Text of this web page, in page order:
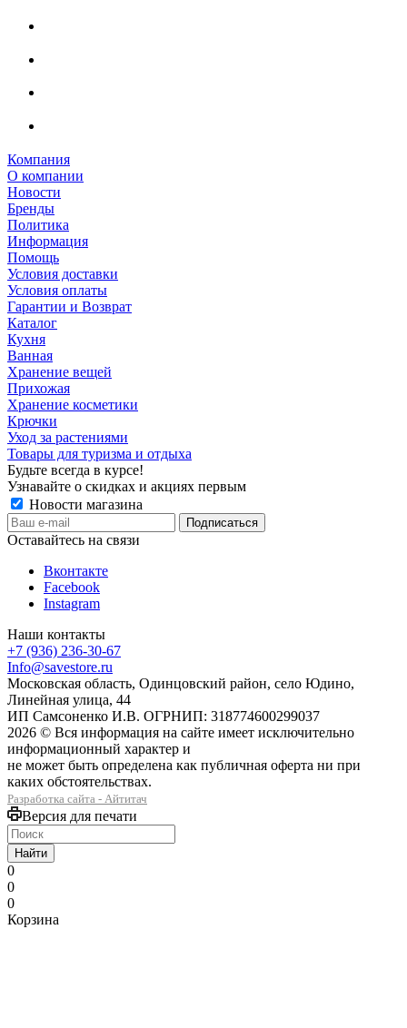
Компания
О компании
Новости
Бренды
Политика
Информация
Помощь
Условия доставки
Условия оплаты
Гарантии и Возврат
Каталог
Кухня
Ванная
Хранение вещей
Прихожая
Хранение косметики
Крючки
Уход за растениями
Товары для туризма и отдыха
Будьте всегда в курсе!
Узнавайте о скидках и акциях первым
Новости магазина
Оставайтесь на связи
Вконтакте
Facebook
Instagram
Наши контакты
+7 (936) 236-30-67
Info@savestore.ru
Московская область, Одинцовский район, село Юдино,
Линейная улица, 44
ИП Самсоненко И.В. ОГРНИП: 318774600299037
2026 © Вся информация на сайте имеет исключительно
информационный характер и
не может быть определена как публичная оферта ни при
каких обстоятельствах.
Разработка сайта - Айтитач
Версия для печати
Найти
0
0
0
Корзина